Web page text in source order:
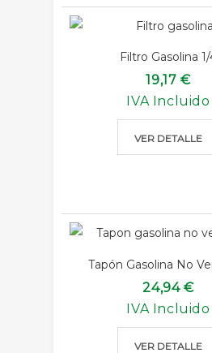
Filtro Gasolina
19,17 €
IVA Incluido
VER DETALLE
Tapón Gasolina No
24,94 €
IVA Incluido
VER DETALLE